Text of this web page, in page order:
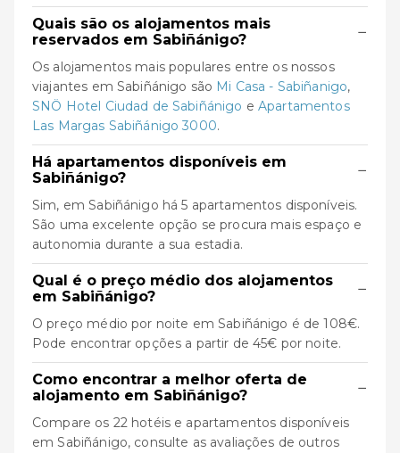
Quais são os alojamentos mais
reservados em Sabiñánigo?
−
Os alojamentos mais populares entre os nossos
viajantes em Sabiñánigo são Mi Casa - Sabiñanigo,
SNÖ Hotel Ciudad de Sabiñánigo e Apartamentos
Las Margas Sabiñánigo 3000.
Há apartamentos disponíveis em
Sabiñánigo?
−
Sim, em Sabiñánigo há 5 apartamentos disponíveis.
São uma excelente opção se procura mais espaço e
autonomia durante a sua estadia.
Qual é o preço médio dos alojamentos
em Sabiñánigo?
−
O preço médio por noite em Sabiñánigo é de 108€.
Pode encontrar opções a partir de 45€ por noite.
Como encontrar a melhor oferta de
alojamento em Sabiñánigo?
−
Compare os 22 hotéis e apartamentos disponíveis
em Sabiñánigo, consulte as avaliações de outros